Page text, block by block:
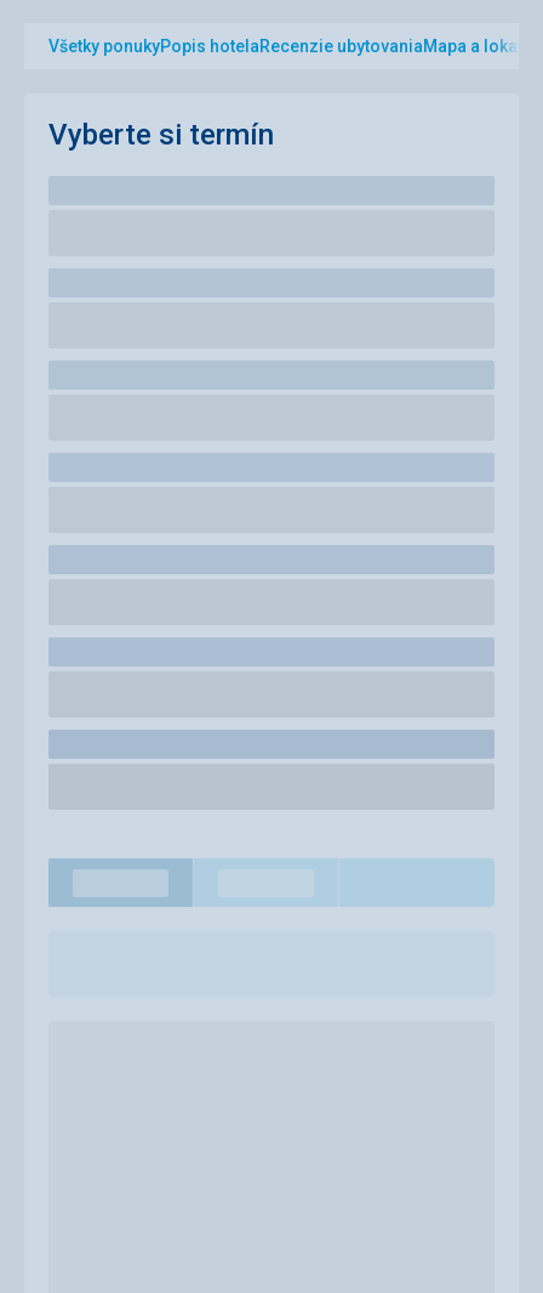
Všetky ponukyPopis hotelaRecenzie ubytovaniaMapa a lokalita
Vyberte si termín